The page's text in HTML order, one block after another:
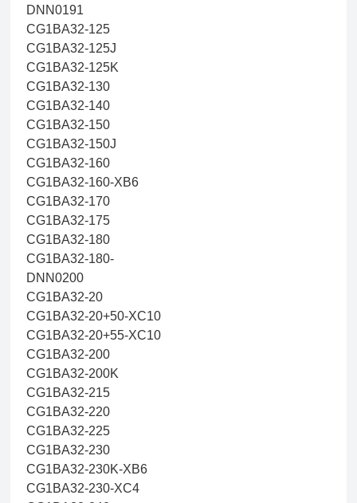
DNN0191
CG1BA32-125
CG1BA32-125J
CG1BA32-125K
CG1BA32-130
CG1BA32-140
CG1BA32-150
CG1BA32-150J
CG1BA32-160
CG1BA32-160-XB6
CG1BA32-170
CG1BA32-175
CG1BA32-180
CG1BA32-180-
DNN0200
CG1BA32-20
CG1BA32-20+50-XC10
CG1BA32-20+55-XC10
CG1BA32-200
CG1BA32-200K
CG1BA32-215
CG1BA32-220
CG1BA32-225
CG1BA32-230
CG1BA32-230K-XB6
CG1BA32-230-XC4